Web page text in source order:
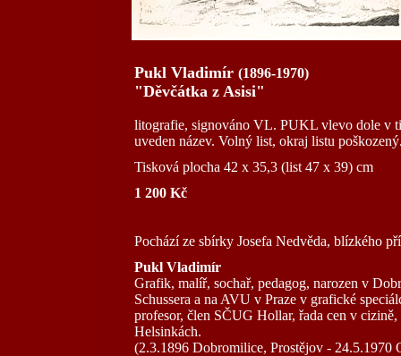
Pukl Vladimír (1896-1970)
"Děvčátka z Asisi"
litografie, signováno VL. PUKL vlevo dole v
uveden název. Volný list, okraj listu
Tisková plocha 42 x 35,3 (list 47 x 39) cm
1 200 Kč
Pochází ze sbírky Josefa Nedvěda, blízkého
Pukl Vladimír
Grafik, malíř, sochař, pedagog, narozen v
Schussera a na AVU v Praze v grafické
profesor, člen SČUG Hollar, řada cen v
Helsinkách.
(2.3.1896 Dobromilice, Prostějov - 24.5.1970